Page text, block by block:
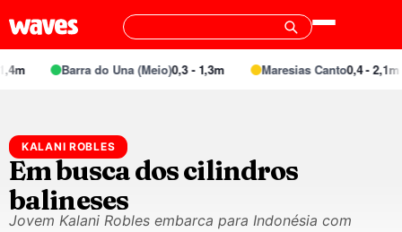
Barra do Una (Meio)0,3 - 1,3m Maresias Canto0,4 - 2,1m
KALANI ROBLES
Em busca dos cilindros
balineses
Jovem Kalani Robles embarca para Indonésia com